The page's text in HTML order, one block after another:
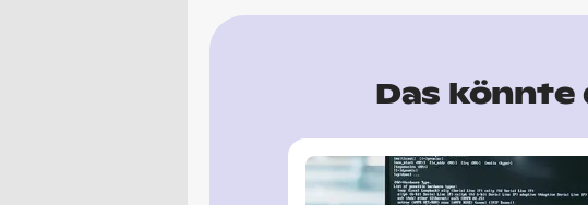
Das